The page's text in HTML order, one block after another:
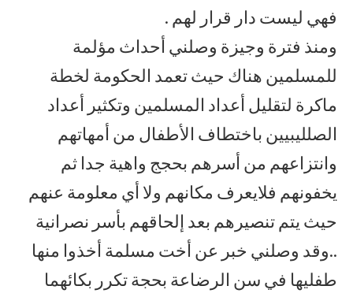
فهي ليست دار قرار لهم .
ومنذ فترة وجيزة وصلني أحداث مؤلمة
للمسلمين هناك حيث تعمد الحكومة لخطة
ماكرة لتقليل أعداد المسلمين وتكثير أعداد
الصلليبيين باختطاف الأطفال من أمهاتهم
وانتزاعهم من أسرهم بحجج واهية جدا ثم
يخفونهم فلايعرف مكانهم ولا أي معلومة عنهم
حيث يتم تنصيرهم بعد إلحاقهم بأسر نصرانية
..وقد وصلني خبر عن أخت مسلمة أخذوا منها
طفليها في سن الرضاعة بحجة تكرر بكائهما